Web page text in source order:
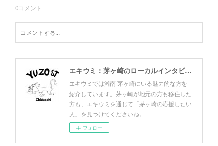
0コメント
エキウミ：茅ヶ崎のローカルインタビューメディア
エキウミでは湘南 茅ヶ崎にいる魅力的な方を
紹介しています。茅ヶ崎が地元の方も移住した
方も、エキウミを通じて「茅ヶ崎の応援したい
人」を見つけてくださいね。
フォロー